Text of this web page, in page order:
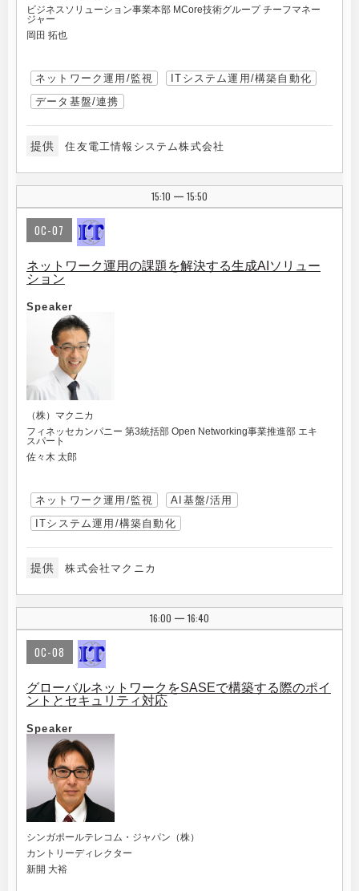
ビジネスソリューション事業本部 MCore技術グループ チーフマネー
ジャー
岡田 拓也
ネットワーク運用/監視
ITシステム運用/構築自動化
データ基盤/連携
提供 住友電工情報システム株式会社
15:10 | 15:50
OC-07
ネットワーク運用の課題を解決する生成AIソリュー
ション
Speaker
（株）マクニカ
フィネッセカンパニー 第3統括部 Open Networking事業推進部 エキ
スパート
佐々木 太郎
ネットワーク運用/監視
AI基盤/活用
ITシステム運用/構築自動化
提供 株式会社マクニカ
16:00 | 16:40
OC-08
グローバルネットワークをSASEで構築する際のポイ
ントとセキュリティ対応
Speaker
シンガポールテレコム・ジャパン（株）
カントリーディレクター
新開 大裕